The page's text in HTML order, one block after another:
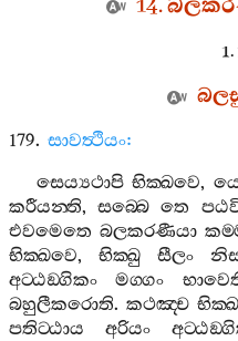
14.
179. සාවත්‍ථියං:
සෙය්‍යථාපි භික‍්ඛවෙ,
කරීයන‍්ති,සබ‍්බෙ තෙ
එවමෙතෙ බලකරණීයා
භික‍්ඛවෙ, භික‍්ඛු සීලං
අට‍්ඨඞ‍්ගිකං
මග‍්ගං
බහුලීකරොති. කථඤ‍්ච
පතිට‍්ඨාය
අරියං